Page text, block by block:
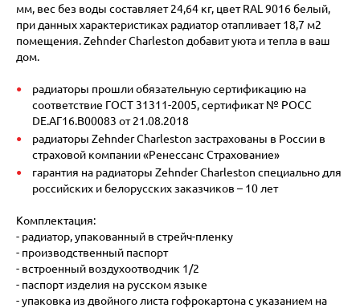
мм, вес без воды составляет 24,64 кг, цвет RAL 9016 белый,
при данных характеристиках радиатор отапливает 18,7 м2
помещения. Zehnder Charleston добавит уюта и тепла в ваш
дом.
радиаторы прошли обязательную сертификацию на
соответствие ГОСТ 31311-2005, сертификат № POCC
DE.АГ16.В00083 от 21.08.2018
радиаторы Zehnder Charleston застрахованы в России в
страховой компании «Ренессанс Страхование»
гарантия на радиаторы Zehnder Charleston специально для
российских и белорусских заказчиков – 10 лет
Комплектация:
- радиатор, упакованный в стрейч-пленку
- производственный паспорт
- встроенный воздухоотводчик 1/2
- паспорт изделия на русском языке
- упаковка из двойного листа гофрокартона с указанием на